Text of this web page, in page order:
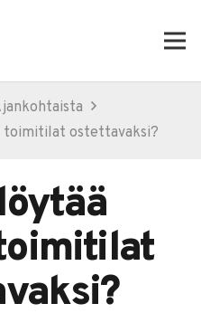
toimitilat ostettavaksi?